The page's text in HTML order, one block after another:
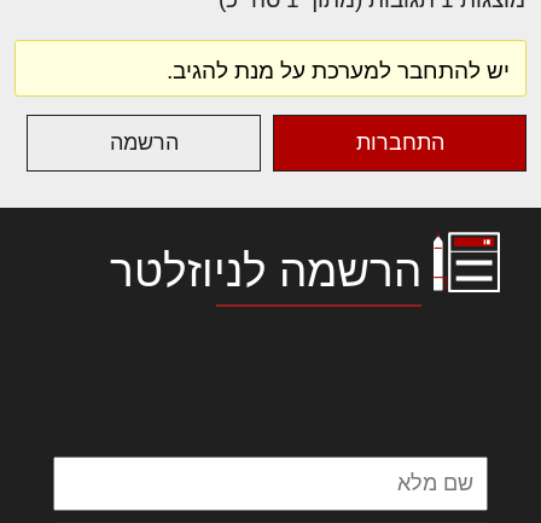
יש להתחבר למערכת על מנת להגיב.
התחברות הרשמה
הרשמה לניוזלטר